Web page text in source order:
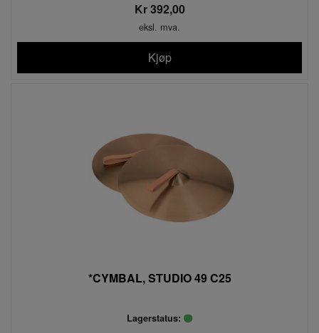
Kr 392,00
eksl. mva.
Kjøp
*CYMBAL, STUDIO 49 C25
Lagerstatus: